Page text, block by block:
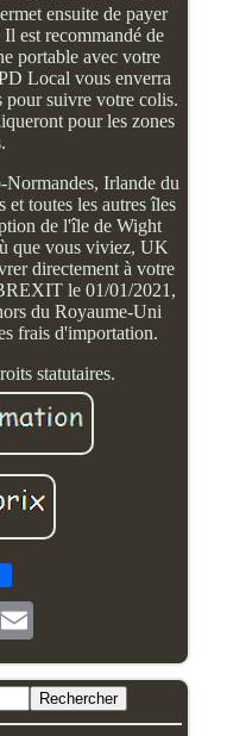
ensuite de payer
est recommandé de
portable avec votre
Local vous enverra
pour suivre votre colis.
pour les zones
Irlande du
et toutes les autres îles
de l'île de Wight
que vous viviez, UK
directement à votre
le 01/01/2021,
du Royaume-Uni
frais d'importation.
statutaires.